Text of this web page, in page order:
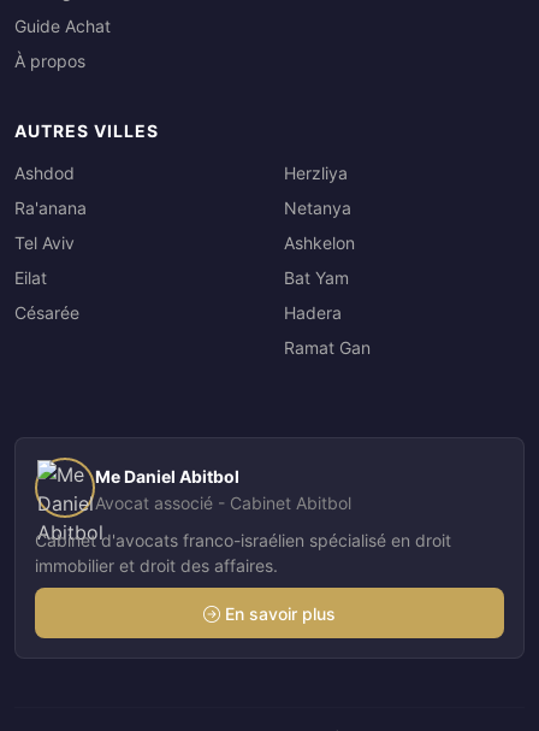
Guide Achat
À propos
AUTRES VILLES
Ashdod
Ra'anana
Tel Aviv
Eilat
Césarée
Herzliya
Netanya
Ashkelon
Bat Yam
Hadera
Ramat Gan
Me Daniel Abitbol
Avocat associé - Cabinet Abitbol
Cabinet d'avocats franco-israélien spécialisé en droit
immobilier et droit des affaires.
En savoir plus